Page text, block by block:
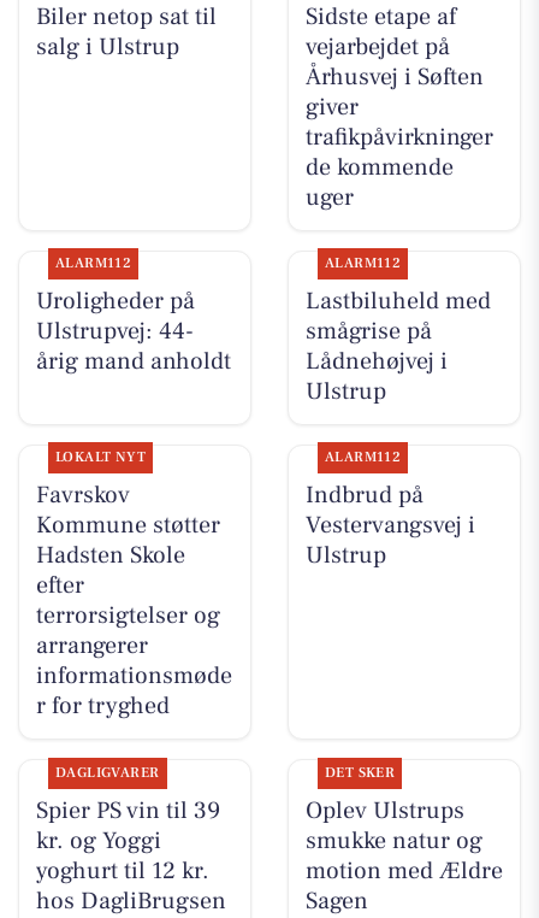
Biler netop sat til
salg i Ulstrup
Sidste etape af
vejarbejdet på
Århusvej i Søften
giver
trafikpåvirkninger
de kommende
uger
ALARM112
Uroligheder på
Ulstrupvej: 44-
årig mand anholdt
ALARM112
Lastbiluheld med
smågrise på
Lådnehøjvej i
Ulstrup
LOKALT NYT
Favrskov
Kommune støtter
Hadsten Skole
efter
terrorsigtelser og
arrangerer
informationsmøde
r for tryghed
ALARM112
Indbrud på
Vestervangsvej i
Ulstrup
DAGLIGVARER
Spier PS vin til 39
kr. og Yoggi
yoghurt til 12 kr.
hos DagliBrugsen
DET SKER
Oplev Ulstrups
smukke natur og
motion med Ældre
Sagen